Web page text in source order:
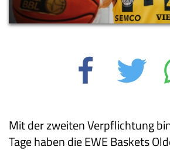
Mit der zweiten Verpflichtung
Tage haben die EWE Baskets